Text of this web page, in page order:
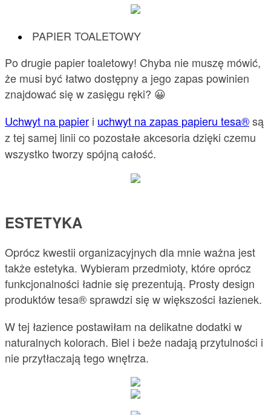
PAPIER TOALETOWY
Po drugie papier toaletowy! Chyba nie muszę mówić,
że musi być łatwo dostępny a jego zapas powinien
znajdować się w zasięgu ręki? 😀
Uchwyt na papier i uchwyt na zapas papieru tesa®są
z tej samej linii co pozostałe akcesoria dzięki czemu
wszystko tworzy spójną całość.
ESTETYKA
Oprócz kwestii organizacyjnych dla mnie ważna jest
także estetyka. Wybieram przedmioty, które oprócz
funkcjonalności ładnie się prezentują. Prosty design
produktów tesa® sprawdzi się w większości łazienek.
W tej łazience postawiłam na delikatne dodatki w
naturalnych kolorach. Biel i beże nadają przytulności i
nie przytłaczają tego wnętrza.